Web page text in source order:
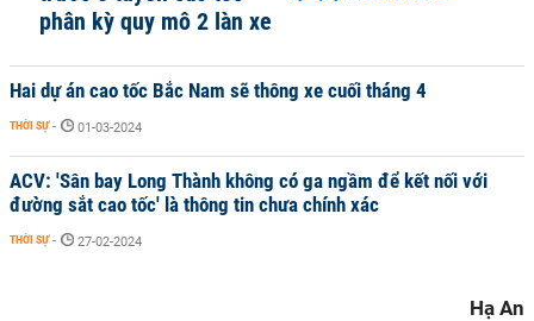
phân kỳ quy mô 2 làn xe
Hai dự án cao tốc Bắc Nam sẽ thông xe cuối tháng 4
THỜI SỰ - 01-03-2024
ACV: 'Sân bay Long Thành không có ga ngầm để kết nối với
đường sắt cao tốc' là thông tin chưa chính xác
THỜI SỰ - 27-02-2024
Hạ An